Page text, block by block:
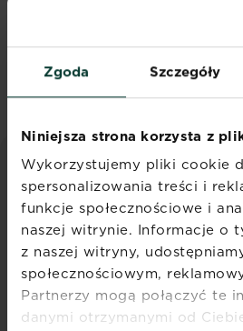
Zgoda Szczegóły
Niniejsza strona korzysta z
Wykorzystujemy pliki cookie
spersonalizowania treści i
funkcje społecznościowe i
naszej witrynie. Informacje o
z naszej witryny,
społecznościowym,
Partnerzy mogą połączyć te
danymi otrzymanymi od
PAGINATION
« First
‹‹
POLECANE
Odkryj wszystkie artykuły